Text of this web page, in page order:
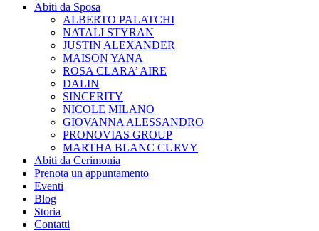
Abiti da Sposa
ALBERTO PALATCHI
NATALI STYRAN
JUSTIN ALEXANDER
MAISON YANA
ROSA CLARA’ AIRE
DALIN
SINCERITY
NICOLE MILANO
GIOVANNA ALESSANDRO
PRONOVIAS GROUP
MARTHA BLANC CURVY
Abiti da Cerimonia
Prenota un appuntamento
Eventi
Blog
Storia
Contatti